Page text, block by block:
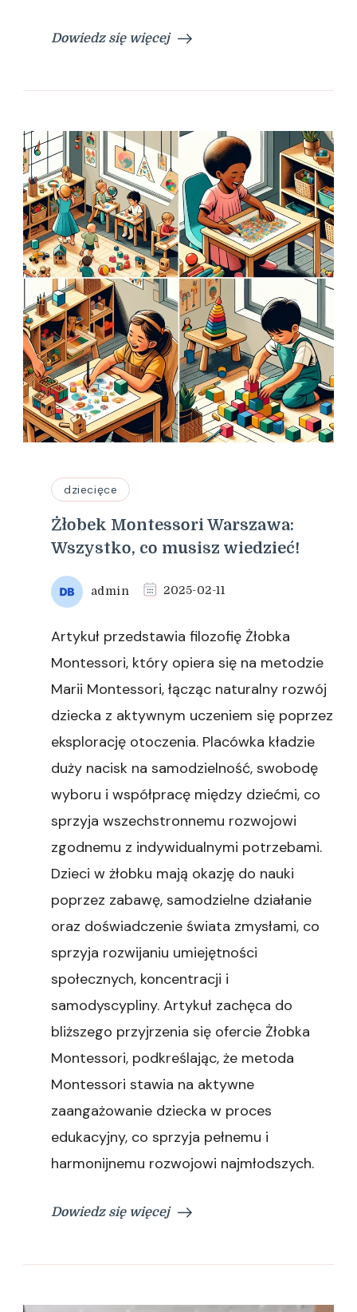
Dowiedz się więcej
dziecięce
Żłobek Montessori Warszawa:
Wszystko, co musisz wiedzieć!
admin 2025-02-11
Artykuł przedstawia filozofię Żłobka
Montessori, który opiera się na metodzie
Marii Montessori, łącząc naturalny rozwój
dziecka z aktywnym uczeniem się poprzez
eksplorację otoczenia. Placówka kładzie
duży nacisk na samodzielność, swobodę
wyboru i współpracę między dziećmi, co
sprzyja wszechstronnemu rozwojowi
zgodnemu z indywidualnymi potrzebami.
Dzieci w żłobku mają okazję do nauki
poprzez zabawę, samodzielne działanie
oraz doświadczenie świata zmysłami, co
sprzyja rozwijaniu umiejętności
społecznych, koncentracji i
samodyscypliny. Artykuł zachęca do
bliższego przyjrzenia się ofercie Żłobka
Montessori, podkreślając, że metoda
Montessori stawia na aktywne
zaangażowanie dziecka w proces
edukacyjny, co sprzyja pełnemu i
harmonijnemu rozwojowi najmłodszych.
Dowiedz się więcej